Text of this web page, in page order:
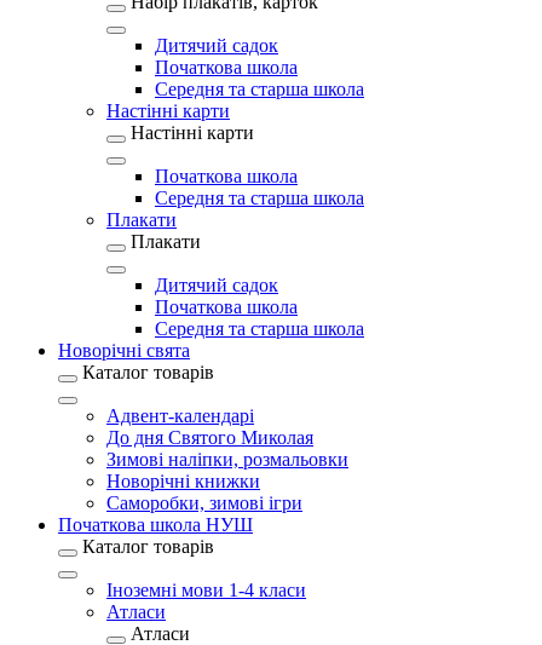
Дитячий садок
Початкова школа
Середня та старша школа
Настінні карти
Настінні карти
Початкова школа
Середня та старша школа
Плакати
Плакати
Дитячий садок
Початкова школа
Середня та старша школа
Новорічні свята
Каталог товарів
Адвент-календарі
До дня Святого Миколая
Зимові наліпки, розмальовки
Новорічні книжки
Саморобки, зимові ігри
Початкова школа НУШ
Каталог товарів
Іноземні мови 1-4 класи
Атласи
Атласи